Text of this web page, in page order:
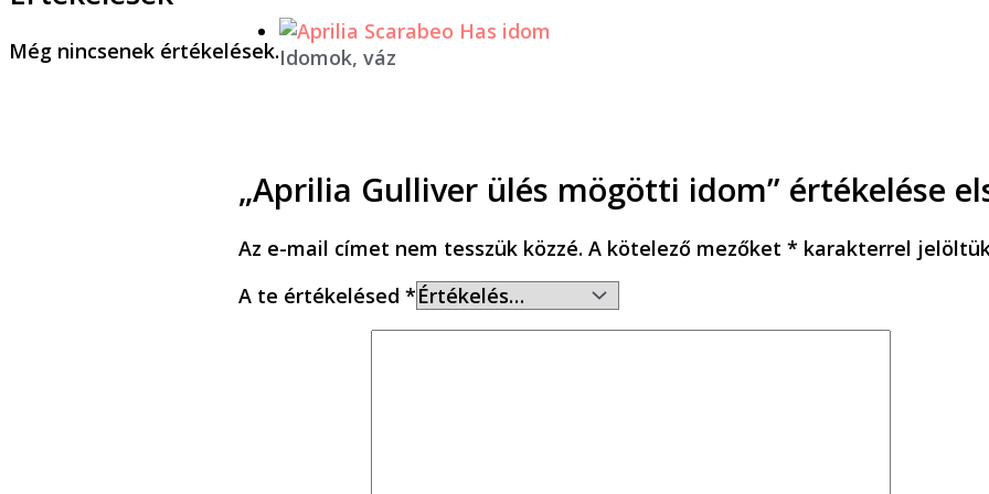
Még nincsenek értékelések.
„Aprilia Gulliver ülés mögötti idom” értékelése
Az e-mail címet nem tesszük közzé. A kötelező mezőket * karakterrel
A te értékelésed *
Idomok, váz